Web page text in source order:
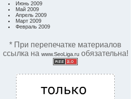
Июнь 2009
Май 2009
Апрель 2009
Март 2009
Февраль 2009
* При перепечатке материалов
ссылка на www.SeoLiga.ruобязательна!